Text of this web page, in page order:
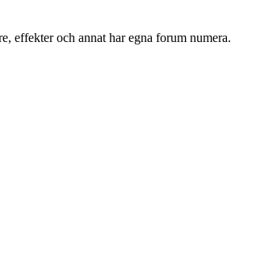
effekter och annat har egna forum numera.